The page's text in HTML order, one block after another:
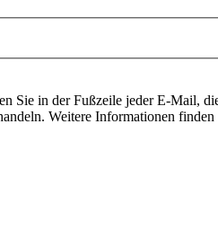
in der Fußzeile jeder E-Mail,
Weitere Informationen finden